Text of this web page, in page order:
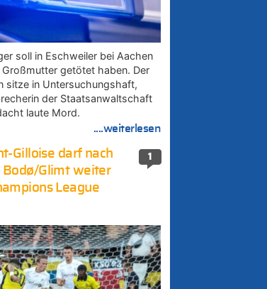
soll in Eschweiler bei Aachen
Großmutter getötet haben. Der
sitze in Untersuchungshaft,
der Staatsanwaltschaft
laute Mord.
....weiterlesen
1
Gilloise darf nach
Bodø/Glimt weiter
League